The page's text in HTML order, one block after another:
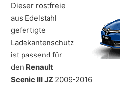
Dieser rostfreie
aus Edelstahl
gefertigte
Ladekantenschutz
ist passend für
den Renault
Scenic III JZ 2009-2016